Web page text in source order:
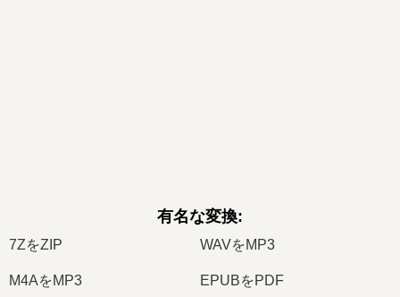
有名な変換:
7ZをZIP WAVをMP3
M4AをMP3 EPUBをPDF